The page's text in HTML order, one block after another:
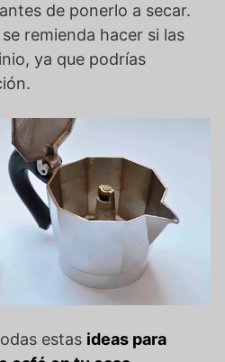
de ponerlo a secar.
remienda hacer si las
ya que podrías
estas ideas para